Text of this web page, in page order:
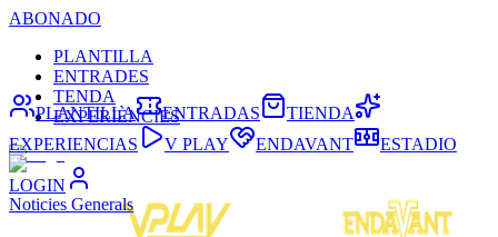
ABONADO
PLANTILLA
ENTRADES
TENDA
EXPERIÈNCIES
LOGIN
PLANTILLA ENTRADAS
TIENDA
EXPERIENCIAS
V PLAY ENDAVANT ESTADIO
Noticies Generals